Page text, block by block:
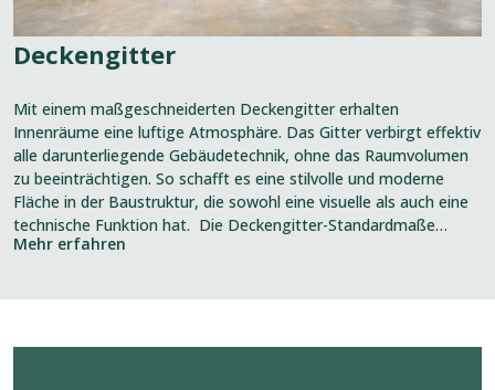
Deckengitter
Mit einem maßgeschneiderten Deckengitter erhalten
Innenräume eine luftige Atmosphäre. Das Gitter verbirgt effektiv
alle darunterliegende Gebäudetechnik, ohne das Raumvolumen
zu beeinträchtigen. So schafft es eine stilvolle und moderne
Fläche in der Baustruktur, die sowohl eine visuelle als auch eine
technische Funktion hat. Die Deckengitter-Standardmaße
passen zu gängigen modularen Formaten (z. B. 6 × 6 m,
Mehr erfahren